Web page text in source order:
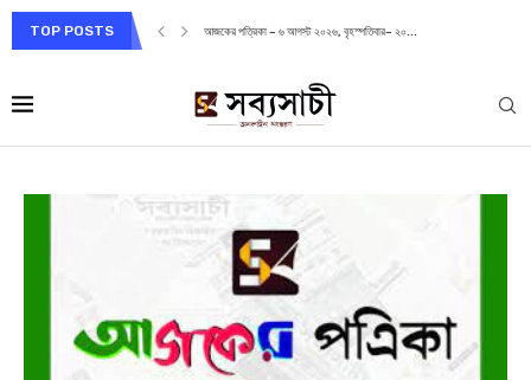
TOP POSTS আজকের পত্রিকা – ৬ আগস্ট ২০২৬, বৃহস্পতিবার– ২০...